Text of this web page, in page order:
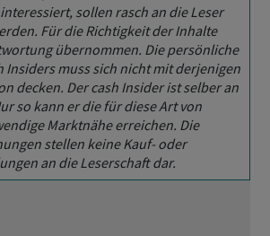
sollen rasch an die Leser
Für die Richtigkeit der Inhalte
übernommen. Die persönliche
Insiders muss sich nicht mit derjenigen
decken. Der cash Insider ist selber an
so kann er die für diese Art von
Marktnähe erreichen. Die
stellen keine Kauf- oder
an die Leserschaft dar.